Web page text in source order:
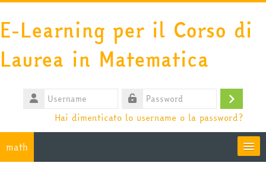
Vai al contenuto principale
E-Learning per il Corso di
Laurea in Matematica
Username
Password
Login
Hai dimenticato lo username o la password?
math